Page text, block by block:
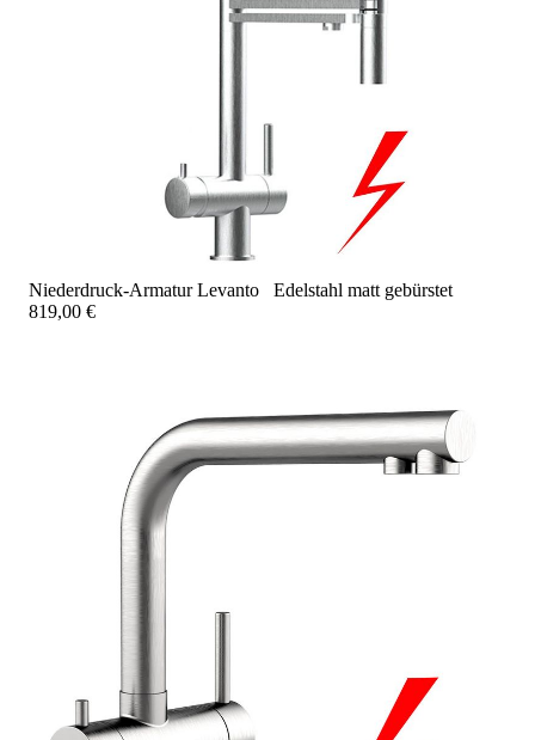
Niederdruck-Armatur Levanto Edelstahl matt gebürstet
819,00 €